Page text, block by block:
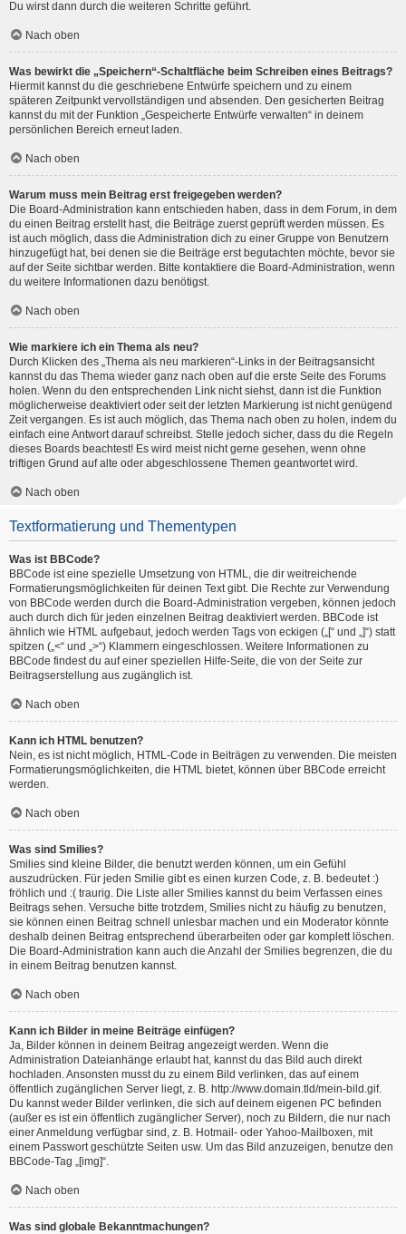
Du wirst dann durch die weiteren Schritte geführt.
Nach oben
Was bewirkt die „Speichern“-Schaltfläche beim Schreiben eines Beitrags?
Hiermit kannst du die geschriebene Entwürfe speichern und zu einem
späteren Zeitpunkt vervollständigen und absenden. Den gesicherten Beitrag
kannst du mit der Funktion „Gespeicherte Entwürfe verwalten“ in deinem
persönlichen Bereich erneut laden.
Nach oben
Warum muss mein Beitrag erst freigegeben werden?
Die Board-Administration kann entschieden haben, dass in dem Forum, in dem
du einen Beitrag erstellt hast, die Beiträge zuerst geprüft werden müssen. Es
ist auch möglich, dass die Administration dich zu einer Gruppe von Benutzern
hinzugefügt hat, bei denen sie die Beiträge erst begutachten möchte, bevor sie
auf der Seite sichtbar werden. Bitte kontaktiere die Board-Administration, wenn
du weitere Informationen dazu benötigst.
Nach oben
Wie markiere ich ein Thema als neu?
Durch Klicken des „Thema als neu markieren“-Links in der Beitragsansicht
kannst du das Thema wieder ganz nach oben auf die erste Seite des Forums
holen. Wenn du den entsprechenden Link nicht siehst, dann ist die Funktion
möglicherweise deaktiviert oder seit der letzten Markierung ist nicht genügend
Zeit vergangen. Es ist auch möglich, das Thema nach oben zu holen, indem du
einfach eine Antwort darauf schreibst. Stelle jedoch sicher, dass du die Regeln
dieses Boards beachtest! Es wird meist nicht gerne gesehen, wenn ohne
triftigen Grund auf alte oder abgeschlossene Themen geantwortet wird.
Nach oben
Textformatierung und Thementypen
Was ist BBCode?
BBCode ist eine spezielle Umsetzung von HTML, die dir weitreichende
Formatierungsmöglichkeiten für deinen Text gibt. Die Rechte zur Verwendung
von BBCode werden durch die Board-Administration vergeben, können jedoch
auch durch dich für jeden einzelnen Beitrag deaktiviert werden. BBCode ist
ähnlich wie HTML aufgebaut, jedoch werden Tags von eckigen („[“ und „]“) statt
spitzen („<“ und „>“) Klammern eingeschlossen. Weitere Informationen zu
BBCode findest du auf einer speziellen Hilfe-Seite, die von der Seite zur
Beitragserstellung aus zugänglich ist.
Nach oben
Kann ich HTML benutzen?
Nein, es ist nicht möglich, HTML-Code in Beiträgen zu verwenden. Die meisten
Formatierungsmöglichkeiten, die HTML bietet, können über BBCode erreicht
werden.
Nach oben
Was sind Smilies?
Smilies sind kleine Bilder, die benutzt werden können, um ein Gefühl
auszudrücken. Für jeden Smilie gibt es einen kurzen Code, z. B. bedeutet :)
fröhlich und :( traurig. Die Liste aller Smilies kannst du beim Verfassen eines
Beitrags sehen. Versuche bitte trotzdem, Smilies nicht zu häufig zu benutzen,
sie können einen Beitrag schnell unlesbar machen und ein Moderator könnte
deshalb deinen Beitrag entsprechend überarbeiten oder gar komplett löschen.
Die Board-Administration kann auch die Anzahl der Smilies begrenzen, die du
in einem Beitrag benutzen kannst.
Nach oben
Kann ich Bilder in meine Beiträge einfügen?
Ja, Bilder können in deinem Beitrag angezeigt werden. Wenn die
Administration Dateianhänge erlaubt hat, kannst du das Bild auch direkt
hochladen. Ansonsten musst du zu einem Bild verlinken, das auf einem
öffentlich zugänglichen Server liegt, z. B. http://www.domain.tld/mein-bild.gif.
Du kannst weder Bilder verlinken, die sich auf deinem eigenen PC befinden
(außer es ist ein öffentlich zugänglicher Server), noch zu Bildern, die nur nach
einer Anmeldung verfügbar sind, z. B. Hotmail- oder Yahoo-Mailboxen, mit
einem Passwort geschützte Seiten usw. Um das Bild anzuzeigen, benutze den
BBCode-Tag „[img]“.
Nach oben
Was sind globale Bekanntmachungen?